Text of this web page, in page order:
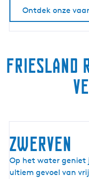
Ontdek onze
Friesland
zwerven
Op het water geniet
ultiem gevoel van